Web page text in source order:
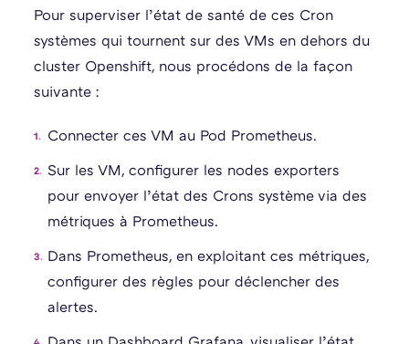
Pour superviser l’état de santé de ces Cron
systèmes qui tournent sur des VMs en dehors du
cluster Openshift, nous procédons de la façon
suivante :
Connecter ces VM au Pod Prometheus.
Sur les VM, configurer les nodes exporters
pour envoyer l’état des Crons système via des
métriques à Prometheus.
Dans Prometheus, en exploitant ces métriques,
configurer des règles pour déclencher des
alertes.